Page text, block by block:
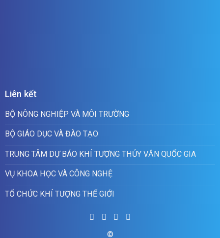
Liên kết
BỘ NÔNG NGHIỆP VÀ MÔI TRƯỜNG
BỘ GIÁO DỤC VÀ ĐÀO TẠO
TRUNG TÂM DỰ BÁO KHÍ TƯỢNG THỦY VĂN QUỐC GIA
VỤ KHOA HỌC VÀ CÔNG NGHỆ
TỔ CHỨC KHÍ TƯỢNG THẾ GIỚI
©